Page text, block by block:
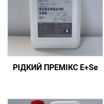
РІДКИЙ ПРЕМІКС E+Se